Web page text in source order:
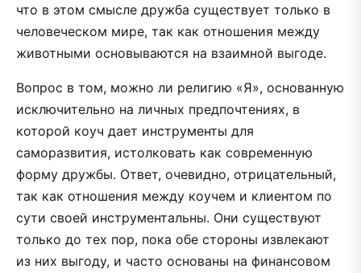
что в этом смысле дружба существует только в
человеческом мире, так как отношения между
животными основываются на взаимной выгоде.
Вопрос в том, можно ли религию «Я», основанную
исключительно на личных предпочтениях, в
которой коуч дает инструменты для
саморазвития, истолковать как современную
форму дружбы. Ответ, очевидно, отрицательный,
так как отношения между коучем и клиентом по
сути своей инструментальны. Они существуют
только до тех пор, пока обе стороны извлекают
из них выгоду, и часто основаны на финансовом